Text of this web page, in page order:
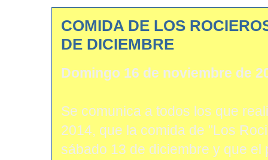
COMIDA DE LOS
DE DICIEMBRE
Domingo 16 de noviembre de
Se comunica a todos los que
2014, que la comida de "Los
sábado 13 de diciembre y que